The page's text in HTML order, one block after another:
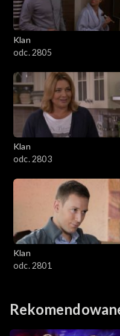
Klan
odc. 2805
Klan
odc. 2803
Klan
odc. 2801